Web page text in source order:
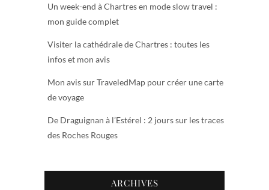
Un week-end à Chartres en mode slow travel :
mon guide complet
Visiter la cathédrale de Chartres : toutes les
infos et mon avis
Mon avis sur TraveledMap pour créer une carte
de voyage
De Draguignan à l’Estérel : 2 jours sur les traces
des Roches Rouges
ARCHIVES